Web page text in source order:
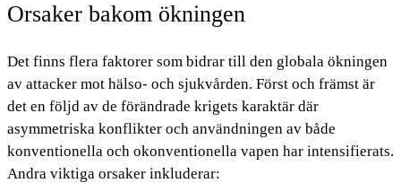
Orsaker bakom ökningen
Det finns flera faktorer som bidrar till den globala ökningen
av attacker mot hälso- och sjukvården. Först och främst är
det en följd av de förändrade krigets karaktär där
asymmetriska konflikter och användningen av både
konventionella och okonventionella vapen har intensifierats.
Andra viktiga orsaker inkluderar: